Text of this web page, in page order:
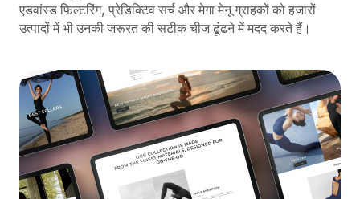
एडवांस्ड फिल्टरिंग, प्रेडिक्टिव सर्च और मेगा मेनू ग्राहकों को हजारों
उत्पादों में भी उनकी जरूरत की सटीक चीज ढूंढने में मदद करते हैं।